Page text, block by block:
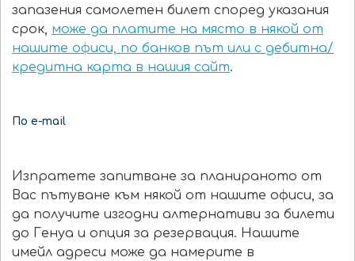
запазения самолетен билет според указания
срок, може да платите на място в някой от
нашите офиси, по банков път или с дебитна/
кредитна карта в нашия сайт.
По e-mail
Изпратете запитване за планираното от
Вас пътуване към някой от нашите офиси, за
да получите изгодни алтернативи за билети
до Генуа и опция за резервация. Нашите
имейл адреси може да намерите в